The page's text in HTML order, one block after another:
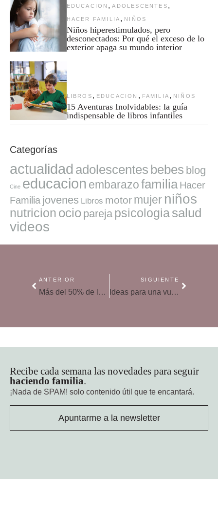
EDUCACION , ADOLESCENTES ,
HACER FAMILIA , NIÑOS
Niños hiperestimulados, pero
desconectados: Por qué el exceso de lo
exterior apaga su mundo interior
LIBROS , EDUCACION , FAMILIA , NIÑOS
15 Aventuras Inolvidables: la guía
indispensable de libros infantiles
Categorías
actualidad adolescentes bebes blog
Cine educacion embarazofamilia Hacer
Familia jovenes Libros motor mujer niños
nutricion ocio pareja psicologiasalud
videos
ANTERIOR
Más del 50% de las madres en España limita tiempo pero no el contenido en internet de sus hijos
SIGUIENTE
Ideas para una vuelta al cole con éxito
Recibe cada semana las novedades para seguir
haciendo familia.
¡Nada de SPAM! solo contenido útil que te encantará.
Apuntarme a la newsletter